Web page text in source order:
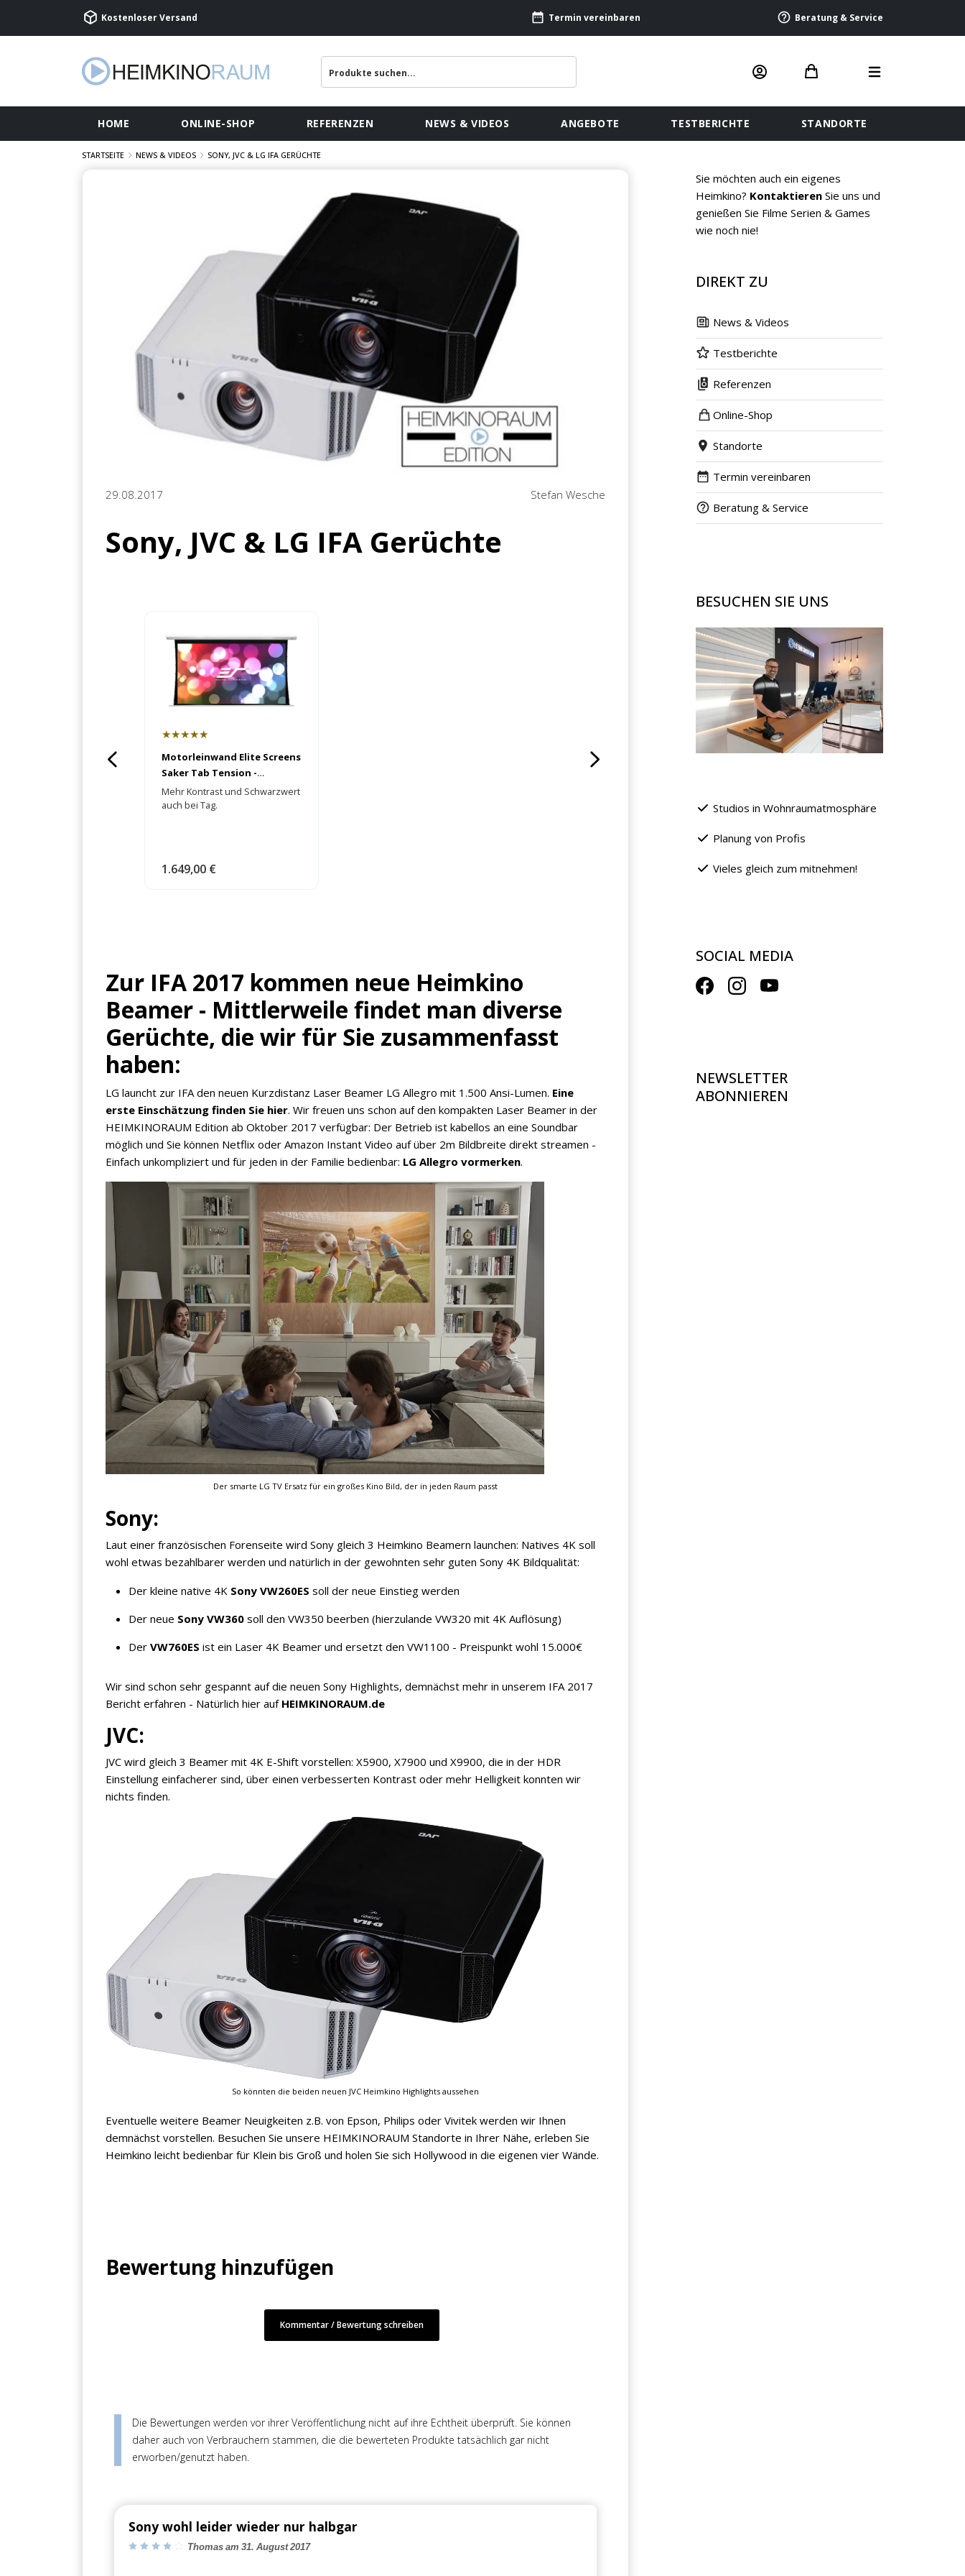
Kostenloser Versand Termin vereinbaren Beratung & Service
HOME ONLINE-SHOP REFERENZEN NEWS & VIDEOS ANGEBOTE TESTBERICHTE STANDORTE
STARTSEITE NEWS & VIDEOS SONY, JVC & LG IFA GERÜCHTE
29.08.2017 Stefan Wesche
Sony, JVC & LG IFA Gerüchte
★★★★★
Motorleinwand Elite Screens
Saker Tab Tension -
CineGrey 5D
Mehr Kontrast und Schwarzwert
auch bei Tag.
1.649,00 €
Zur IFA 2017 kommen neue Heimkino
Beamer - Mittlerweile findet man diverse
Gerüchte, die wir für Sie zusammenfasst
haben:
LG launcht zur IFA den neuen Kurzdistanz Laser Beamer LG Allegro mit 1.500 Ansi-Lumen. Eine
erste Einschätzung finden Sie hier. Wir freuen uns schon auf den kompakten Laser Beamer in der
HEIMKINORAUM Edition ab Oktober 2017 verfügbar: Der Betrieb ist kabellos an eine Soundbar
möglich und Sie können Netflix oder Amazon Instant Video auf über 2m Bildbreite direkt streamen -
Einfach unkompliziert und für jeden in der Familie bedienbar: LG Allegro vormerken.
Der smarte LG TV Ersatz für ein großes Kino Bild, der in jeden Raum passt
Sony:
Laut einer französischen Forenseite wird Sony gleich 3 Heimkino Beamern launchen: Natives 4K soll
wohl etwas bezahlbarer werden und natürlich in der gewohnten sehr guten Sony 4K Bildqualität:
Der kleine native 4K Sony VW260ES soll der neue Einstieg werden
Der neue Sony VW360 soll den VW350 beerben (hierzulande VW320 mit 4K Auflösung)
Der VW760ES ist ein Laser 4K Beamer und ersetzt den VW1100 - Preispunkt wohl 15.000€
Wir sind schon sehr gespannt auf die neuen Sony Highlights, demnächst mehr in unserem IFA 2017
Bericht erfahren - Natürlich hier auf HEIMKINORAUM.de
JVC:
JVC wird gleich 3 Beamer mit 4K E-Shift vorstellen: X5900, X7900 und X9900, die in der HDR
Einstellung einfacherer sind, über einen verbesserten Kontrast oder mehr Helligkeit konnten wir
nichts finden.
So könnten die beiden neuen JVC Heimkino Highlights aussehen
Eventuelle weitere Beamer Neuigkeiten z.B. von Epson, Philips oder Vivitek werden wir Ihnen
demnächst vorstellen. Besuchen Sie unsere HEIMKINORAUM Standorte in Ihrer Nähe, erleben Sie
Heimkino leicht bedienbar für Klein bis Groß und holen Sie sich Hollywood in die eigenen vier Wände.
Bewertung hinzufügen
Kommentar / Bewertung schreiben
Die Bewertungen werden vor ihrer Veröffentlichung nicht auf ihre Echtheit überprüft. Sie können
daher auch von Verbrauchern stammen, die die bewerteten Produkte tatsächlich gar nicht
erworben/genutzt haben.
Sony wohl leider wieder nur halbgar
Thomas am 31. August 2017
Sie möchten auch ein eigenes
Heimkino? Kontaktieren Sie uns und
genießen Sie Filme Serien & Games
wie noch nie!
DIREKT ZU
News & Videos
Testberichte
Referenzen
Online-Shop
Standorte
Termin vereinbaren
Beratung & Service
BESUCHEN SIE UNS
Studios in Wohnraumatmosphäre
Planung von Profis
Vieles gleich zum mitnehmen!
SOCIAL MEDIA
NEWSLETTER
ABONNIEREN
×
KEINE ANGEBOTE
VERPASSEN
Erhalten Sie exklusive Angebote, News und
Updates direkt in Ihr Postfach. Kostenlos und
jederzeit kündbar.
Jetzt anmelden
Mit der Anmeldung akzeptieren Sie unsere
Datenschutzerklärung . Sie können sich
jederzeit wieder abmelden.